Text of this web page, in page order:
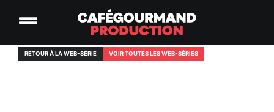
RETOUR À LA WEB-SÉRIE VOIR TOUTES LES WEB-SÉRIES